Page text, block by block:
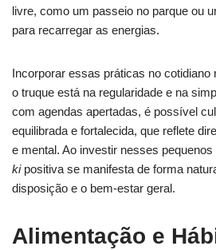
livre, como um passeio no parque ou
para recarregar as energias.
Incorporar essas práticas no cotidiano
o truque está na regularidade e na
com agendas apertadas, é possível
equilibrada e fortalecida, que reflete
e mental. Ao investir nesses
kipositiva se manifesta de forma
disposição e o bem-estar geral.
Alimentação e